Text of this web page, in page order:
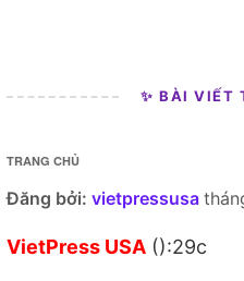
✨ BÀI VIẾT
TRANG CHỦ
Đăng bởi: vietpressusa
VietPress USA ():29c